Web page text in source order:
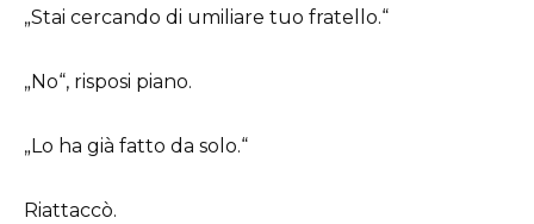
„Stai cercando di umiliare tuo fratello.“
„No“, risposi piano.
„Lo ha già fatto da solo.“
Riattaccò.